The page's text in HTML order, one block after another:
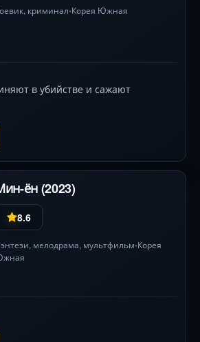
, криминал•Корея Южная
в убийстве и сажают
ён (2023)
8.6
, мелодрама, мультфильм•Корея